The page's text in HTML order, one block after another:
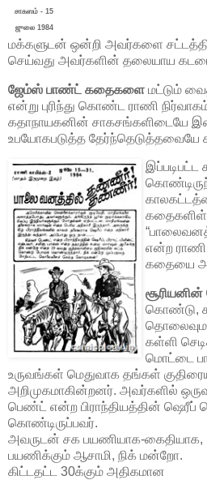
சாகஸம் - 15
ஜுலை 1984
மக்களுடன் ஒன்றி அவர்களை
செய்வது அவர்களின் தலையாய
ஜேம்ஸ் பாண்ட் கதைகளை மட்டும்
என்று புரிந்து கொண்ட ராணி
கதாநாயகனின் சாகசங்களிடையே
உபயோகபடுத்த
என்ற
கதையை
கொண்டு,
கள்ளி
மொட்டை
உருவங்கள் மெதுவாக தங்கள்
அறிமுகமாகின்றனர். அவர்களில்
பெண்ட் என்ற பிராந்தியத்தின் ஷெரீப்
கொண்டிருப்பவர்.
அவருடன் சக பயணியாக-கைதியாக,
பயணிக்கும் ஆசாமி, நிக் மன்றோ.
கிட்டதட்ட 30க்கும் அதிகமான